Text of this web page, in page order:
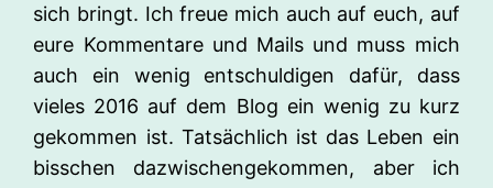
sich bringt. Ich freue mich auch auf euch, auf
eure Kommentare und Mails und muss mich
auch ein wenig entschuldigen dafür, dass
vieles 2016 auf dem Blog ein wenig zu kurz
gekommen ist. Tatsächlich ist das Leben ein
bisschen dazwischengekommen, aber ich